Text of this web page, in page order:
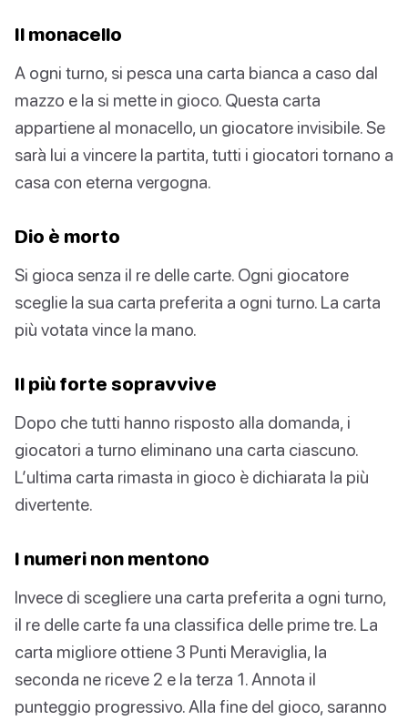
Il monacello
A ogni turno, si pesca una carta bianca a caso dal
mazzo e la si mette in gioco. Questa carta
appartiene al monacello, un giocatore invisibile. Se
sarà lui a vincere la partita, tutti i giocatori tornano a
casa con eterna vergogna.
Dio è morto
Si gioca senza il re delle carte. Ogni giocatore
sceglie la sua carta preferita a ogni turno. La carta
più votata vince la mano.
Il più forte sopravvive
Dopo che tutti hanno risposto alla domanda, i
giocatori a turno eliminano una carta ciascuno.
L’ultima carta rimasta in gioco è dichiarata la più
divertente.
I numeri non mentono
Invece di scegliere una carta preferita a ogni turno,
il re delle carte fa una classifica delle prime tre. La
carta migliore ottiene 3 Punti Meraviglia, la
seconda ne riceve 2 e la terza 1. Annota il
punteggio progressivo. Alla fine del gioco, saranno